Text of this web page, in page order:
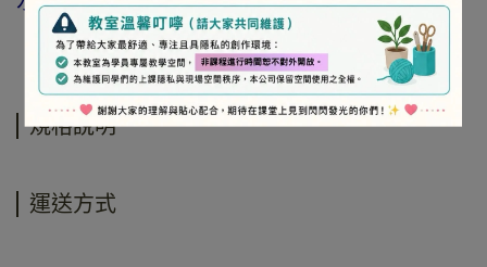
規格說明
運送方式